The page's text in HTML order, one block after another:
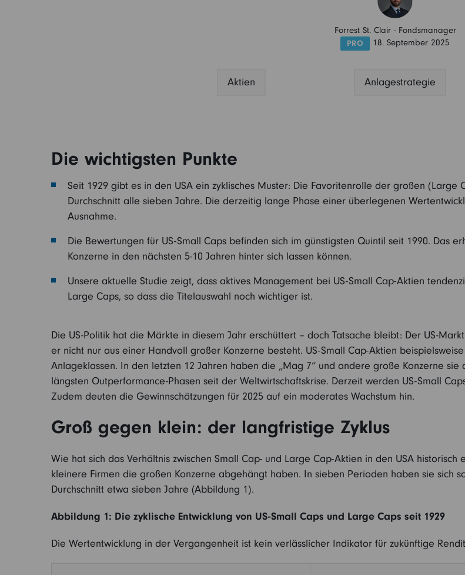
Forrest St. Clair - Fondsmanager
PRO 18. September 2025
Aktien Anlagestrategie
Die wichtigsten Punkte
Seit 1929 gibt es in den USA ein zyklisches Muster: Die Favoritenrolle der großen
Durchschnitt alle sieben Jahre. Die derzeitig lange Phase einer überlegenen
Ausnahme.
Die Bewertungen für US-Small Caps befinden sich im günstigsten Quintil seit 1990. Das
Konzerne in den nächsten 5-10 Jahren hinter sich lassen können.
Unsere aktuelle Studie zeigt, dass aktives Management bei US-Small Cap-Aktien
Large Caps, so dass die Titelauswahl noch wichtiger ist.
Die US-Politik hat die Märkte in diesem Jahr erschüttert – doch Tatsache bleibt: Der US-
er nicht nur aus einer Handvoll großer Konzerne besteht. US-Small Cap-Aktien
Anlageklassen. In den letzten 12 Jahren haben die „Mag 7“ und andere große Konzerne
längsten Outperformance-Phasen seit der Weltwirtschaftskrise. Derzeit werden US-Small
Zudem deuten die Gewinnschätzungen für 2025 auf ein moderates Wachstum hin.
Groß gegen klein: der langfristige Zyklus
Wie hat sich das Verhältnis zwischen Small Cap- und Large Cap-Aktien in den USA
kleinere Firmen die großen Konzerne abgehängt haben. In sieben Perioden haben sie sich
Durchschnitt etwa sieben Jahre (Abbildung 1).
Abbildung 1: Die zyklische Entwicklung von US-Small Caps und Large Caps seit 1929
Die Wertentwicklung in der Vergangenheit ist kein verlässlicher Indikator für zukünftige